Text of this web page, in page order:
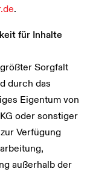
für Inhalte
Sorgfalt
durch das
Eigentum von
oder sonstiger
Verfügung
außerhalb der